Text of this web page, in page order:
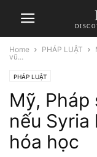
Home PHÁP LUẬT
vũ...
PHÁP LUẬT
Mỹ, Pháp
nếu
hóa học